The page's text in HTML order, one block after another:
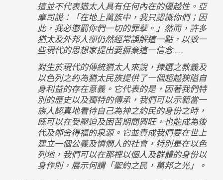
這並不代表猶太人具有任何內在的優越性。亞
摩司說：「在地上萬族中，我只認識你們；因
此，我必懲罰你們一切的罪孽。」然而，許多
猶太及外邦人卻仍然經常誤解這一點，以致一
些現代的思想家提出要摒棄這一信念……
對生於現代的傳統猶太人來說，揀選之教義及
以色列之約為猶太民族提供了一個超越狹隘自
身利益的存在意義。它代表的是，因著我們特
別的歷史以及獨特的傳承，我們可以示範當一
族人認真地看待自己為神之約民的身份之時，
既可以在受壓迫及困苦期間興旺，也能成為後
代及鄰舍得福的泉源。它並責成我們要在世上
建立一個公義及憐憫人的社會，特別是在以色
列地，我們可以在那裡以個人及群體的身份以
身作則，展示何謂「聖約之民，萬邦之光」。